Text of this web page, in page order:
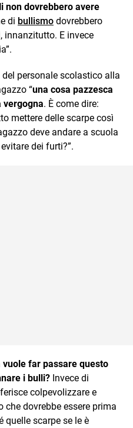
non dovrebbero avere
di bullismo dovrebbero
innanzitutto. E invece
personale scolastico alla
“una cosa pazzesca
vergogna. È come dire:
mettere delle scarpe così
deve andare a scuola
dei furti?”.
vuole far passare questo
i bulli? Invece di
colpevolizzare e
che dovrebbe essere prima
quelle scarpe se le è